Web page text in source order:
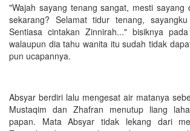
"Wajah sayang tenang sangat, mesti sayang
sekarang? Selamat tidur tenang,
Sentiasa cintakan Zinnirah..." bisiknya
walaupun dia tahu wanita itu sudah tidak
pun ucapannya.
Absyar berdiri lalu mengesat air matanya
Mustaqim dan Zhafran menutup liang
papan. Mata Absyar tidak lekang dari